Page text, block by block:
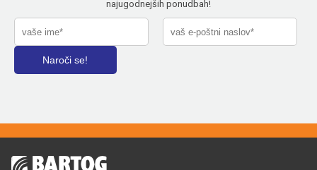
najugodnejših ponudbah!